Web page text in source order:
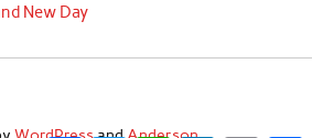
New Day